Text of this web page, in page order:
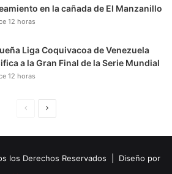
en la cañada de El Manzanillo
12 horas
Liga Coquivacoa de Venezuela
a la Gran Final de la Serie Mundial
12 horas
i
u
los Derechos Reservados | Diseño por